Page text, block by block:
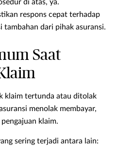
di atas, ya.
respons cepat terhadap
tambahan dari pihak asuransi.
Saat
klaim tertunda atau ditolak
menolak membayar,
klaim.
sering terjadi antara lain: